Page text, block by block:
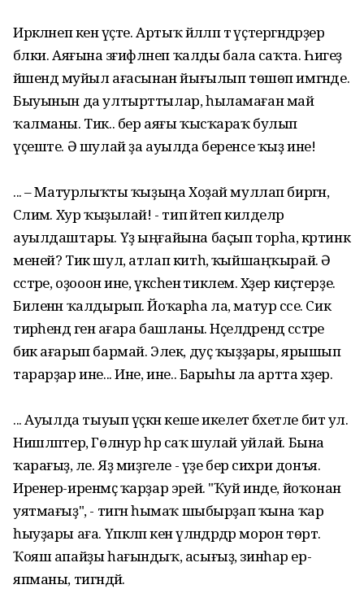
Иркәләнеп кенә үҫте. Артыҡ йәлләп тә үҫтергәндәрҙер
бәлки. Аяғына зәғифләнеп ҡалды бала саҡта. Һигеҙ
йәшендә муйыл ағасынан йығылып төшөп имгәнде.
Быуынын да ултырттылар, һыламаған май
ҡалманы. Тик.. бер аяғы ҡысҡараҡ булып
үҫеште. Ә шулай ҙа ауылда беренсе ҡыҙ ине!
... – Матурлыҡты ҡыҙыңа Хоҙай муллап биргән,
Сәлимә. Хур ҡыҙылай! - тип әйтеп килделәр
ауылдаштары. Үҙ ыңғайына баҫып торһа, кәртинкә
меней? Тик шул, атлап китһә, ҡыйшаңҡырай. Ә
сәстәре, оҙооон ине, үксәһенә тиклем. Хәҙер киҫтерҙе.
Биленән ҡалдырып. Йоҡарһа ла, матур сәсе. Сикә
тирәһендә генә ағара башланы. Нәҫелдәрендә сәстәре
бик ағарып бармай. Элек, дуҫ ҡыҙҙары, ярышып
тарарҙар ине... Ине, ине.. Барыһы ла артта хәҙер.
... Ауылда тыуып үҫкән кеше икелетә бәхетле бит ул.
Нишләптер, Гөлнур һәр саҡ шулай уйлай. Бына
ҡарағыҙ, әле. Яҙ миҙгеле - үҙе бер сихри донъя.
Иренер-иренмәҫ ҡарҙар эрей. "Ҡуй инде, йоҡонан
уятмағыҙ", - тигән һымаҡ шыбырҙап ҡына ҡар
һыуҙары аға. Үпкәләп кенә үләндәрдәр морон төртә.
Ҡояш апайҙы һағындыҡ, асығыҙ, зинһар ер-
япманы, тигәндәй.